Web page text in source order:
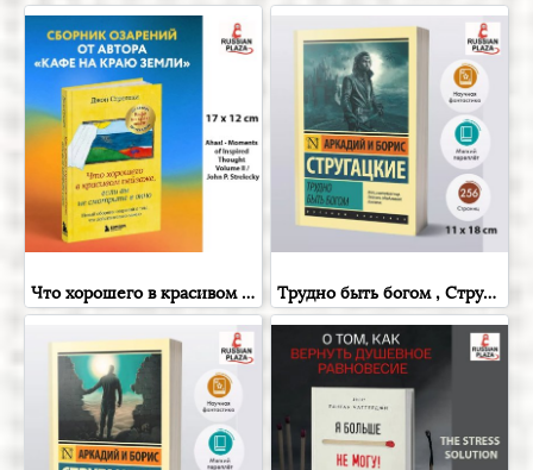
Что хорошего в красивом пейзаже, если вы не смотрите в окно.( Ahas! - Moments of Inspired Thought Volume II / John P. Strelecky ) Новый сборник озарений о том, что действительно важно , Russian Plaza Трудно быть богом , Стругацкий Аркадий Натанович; Стругацкий Борис Натанович , Фантастика и фэнтези для взрослых , Russian Plaza , Books in Russian